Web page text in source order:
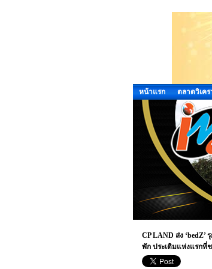
หน้าแรก ตลาดวิเคร
CP LAND ส่ง
พัก ประเดิมแห่งแรกที่